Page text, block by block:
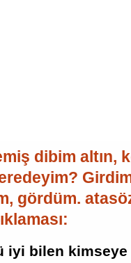
dibim altın,
gördüm.
iyi bilen kimseye